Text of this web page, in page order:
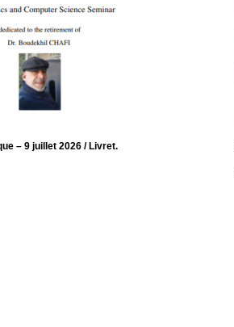
– 9 juillet 2026 / Livret.